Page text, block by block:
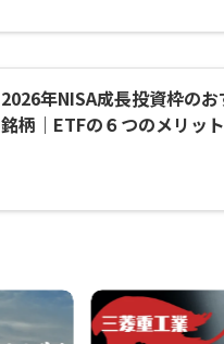
2026年NISA成長投資枠のお
銘柄｜ETFの６つのメリット